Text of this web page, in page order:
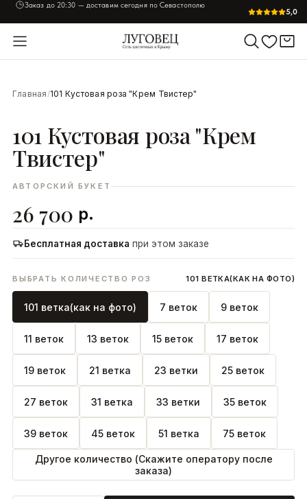
Заказ до 20:30 — доставим сегодня по Севастополю
Пришлём фото букета перед отправкой — согласуете лично 5,0
Главная/101 Кустовая роза "Крем Твистер"
101 Кустовая роза "Крем
Твистер"
АВТОРСКИЙ БУКЕТ
26 700 р.
Бесплатная доставка при этом заказе
ВЫБРАТЬ КОЛИЧЕСТВО РОЗ 101 ВЕТКА(КАК НА ФОТО)
101 ветка(как на фото) 7 веток 9 веток
11 веток 13 веток 15 веток 17 веток
19 веток 21 ветка 23 ветки 25 веток
27 веток 31 ветка 33 ветки 35 веток
39 веток 45 веток 51 ветка 75 веток
Другое количество (Скажите оператору после
заказа)